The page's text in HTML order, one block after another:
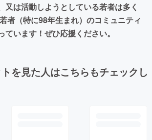
又は活動しようとしている若者は多く
者（特に98年生まれ）のコミュニティ
ています！ぜひ応援ください。
を見た人はこちらもチェックし